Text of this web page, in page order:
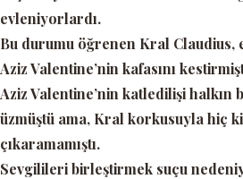
evleniyorlardı.
Bu durumu öğrenen Kral Claudius,
Aziz Valentine’nin kafasını
Aziz Valentine’nin katledilişi halkın
üzmüştü ama, Kral korkusuyla hiç
çıkaramamıştı.
Sevgilileri birleştirmek suçu